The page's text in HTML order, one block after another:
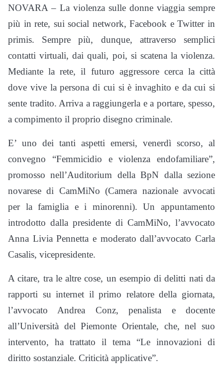
NOVARA – La violenza sulle donne viaggia sempre
più in rete, sui social network, Facebook e Twitter in
primis. Sempre più, dunque, attraverso semplici
contatti virtuali, dai quali, poi, si scatena la violenza.
Mediante la rete, il futuro aggressore cerca la città
dove vive la persona di cui si è invaghito e da cui si
sente tradito. Arriva a raggiungerla e a portare, spesso,
a compimento il proprio disegno criminale.
E’ uno dei tanti aspetti emersi, venerdì scorso, al
convegno “Femmicidio e violenza endofamiliare”,
promosso nell’Auditorium della BpN dalla sezione
novarese di CamMiNo (Camera nazionale avvocati
per la famiglia e i minorenni). Un appuntamento
introdotto dalla presidente di CamMiNo, l’avvocato
Anna Livia Pennetta e moderato dall’avvocato Carla
Casalis, vicepresidente.
A citare, tra le altre cose, un esempio di delitti nati da
rapporti su internet il primo relatore della giornata,
l’avvocato Andrea Conz, penalista e docente
all’Università del Piemonte Orientale, che, nel suo
intervento, ha trattato il tema “Le innovazioni di
diritto sostanziale. Criticità applicative”.